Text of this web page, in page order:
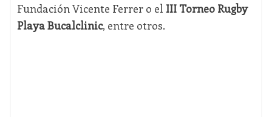
Fundación Vicente Ferrer o el III Torneo Rugby
Playa Bucalclinic, entre otros.